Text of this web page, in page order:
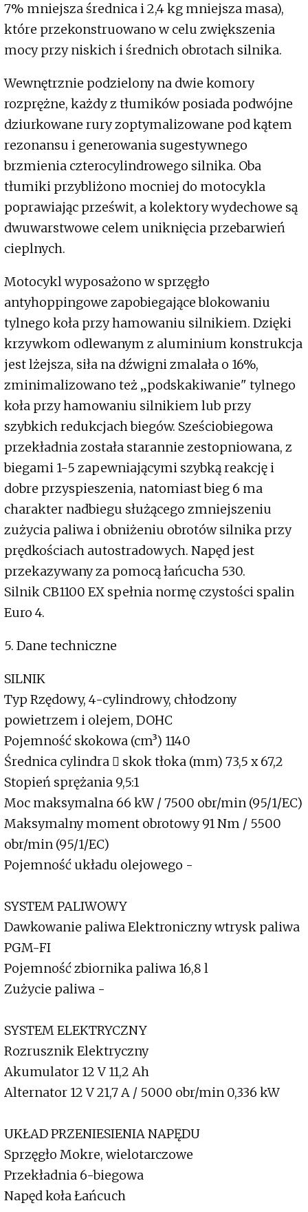
7% mniejsza średnica i 2,4 kg mniejsza masa),
które przekonstruowano w celu zwiększenia
mocy przy niskich i średnich obrotach silnika.
Wewnętrznie podzielony na dwie komory
rozprężne, każdy z tłumików posiada podwójne
dziurkowane rury zoptymalizowane pod kątem
rezonansu i generowania sugestywnego
brzmienia czterocylindrowego silnika. Oba
tłumiki przybliżono mocniej do motocykla
poprawiając prześwit, a kolektory wydechowe są
dwuwarstwowe celem uniknięcia przebarwień
cieplnych.
Motocykl wyposażono w sprzęgło
antyhoppingowe zapobiegające blokowaniu
tylnego koła przy hamowaniu silnikiem. Dzięki
krzywkom odlewanym z aluminium konstrukcja
jest lżejsza, siła na dźwigni zmalała o 16%,
zminimalizowano też „podskakiwanie" tylnego
koła przy hamowaniu silnikiem lub przy
szybkich redukcjach biegów. Sześciobiegowa
przekładnia została starannie zestopniowana, z
biegami 1-5 zapewniającymi szybką reakcję i
dobre przyspieszenia, natomiast bieg 6 ma
charakter nadbiegu służącego zmniejszeniu
zużycia paliwa i obniżeniu obrotów silnika przy
prędkościach autostradowych. Napęd jest
przekazywany za pomocą łańcucha 530.
Silnik CB1100 EX spełnia normę czystości spalin
Euro 4.
5. Dane techniczne
SILNIK
Typ Rzędowy, 4-cylindrowy, chłodzony
powietrzem i olejem, DOHC
Pojemność skokowa (cm³) 1140
Średnica cylindra  skok tłoka (mm) 73,5 x 67,2
Stopień sprężania 9,5:1
Moc maksymalna 66 kW / 7500 obr/min (95/1/EC)
Maksymalny moment obrotowy 91 Nm / 5500
obr/min (95/1/EC)
Pojemność układu olejowego -
SYSTEM PALIWOWY
Dawkowanie paliwa Elektroniczny wtrysk paliwa
PGM-FI
Pojemność zbiornika paliwa 16,8 l
Zużycie paliwa -
SYSTEM ELEKTRYCZNY
Rozrusznik Elektryczny
Akumulator 12 V 11,2 Ah
Alternator 12 V 21,7 A / 5000 obr/min 0,336 kW
UKŁAD PRZENIESIENIA NAPĘDU
Sprzęgło Mokre, wielotarczowe
Przekładnia 6-biegowa
Napęd koła Łańcuch